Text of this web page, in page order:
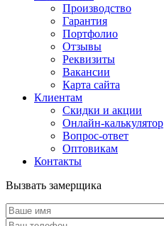
Производство
Гарантия
Портфолио
Отзывы
Реквизиты
Вакансии
Карта сайта
Клиентам
Скидки и акции
Онлайн-калькулятор
Вопрос-ответ
Оптовикам
Контакты
Вызвать замерщика